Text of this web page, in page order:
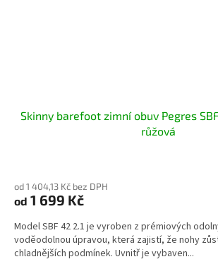
Skinny barefoot zimní obuv Pegres
růžová
od 1 404,13 Kč bez DPH
od 1 699 Kč
Model SBF 42 2.1 je vyroben z prémiových
voděodolnou úpravou, která zajistí, že nohy
chladnějších podmínek. Uvnitř je vybaven...